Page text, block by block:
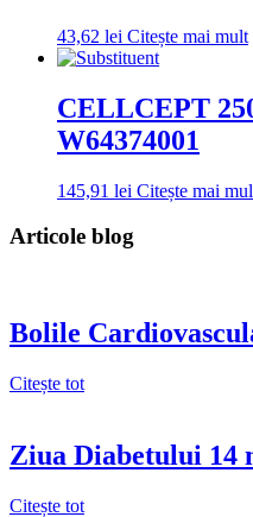
43,62 lei Citește mai mult
CELLCEPT
W64374001
145,91 lei Citește mai
Articole blog
Bolile
Citește tot
Ziua Diabetului 14
Citește tot